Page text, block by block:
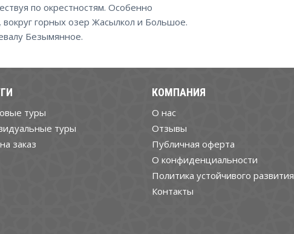
по окрестностям. Особенно
горных озер Жасылкол и Большое.
Безымянное.
туры
туры
заказ
КОМПАНИЯ
О нас
Отзывы
Публичная оферта
О конфиденциальности
Политика устойчивого развития
Контакты